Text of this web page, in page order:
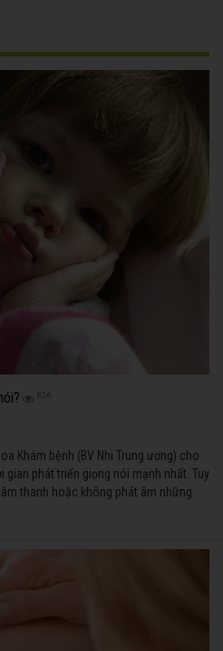
836
Khám bệnh (BV Nhi Trung ương) cho
gian phát triển giọng nói mạnh nhất. Tuy
thanh hoặc không phát âm những